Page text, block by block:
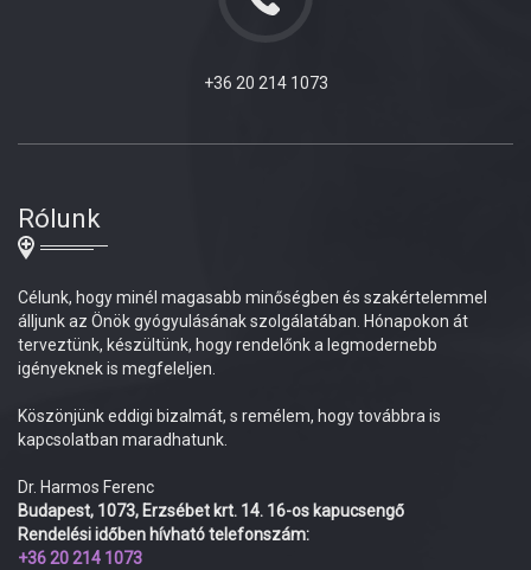
+36 20 214 1073
Rólunk
Célunk, hogy minél magasabb minőségben és szakértelemmel
álljunk az Önök gyógyulásának szolgálatában. Hónapokon át
terveztünk, készültünk, hogy rendelőnk a legmodernebb
igényeknek is megfeleljen.
Köszönjünk eddigi bizalmát, s remélem, hogy továbbra is
kapcsolatban maradhatunk.
Dr. Harmos Ferenc
Budapest, 1073, Erzsébet krt. 14. 16-os kapucsengő
Rendelési időben hívható telefonszám:
+36 20 214 1073